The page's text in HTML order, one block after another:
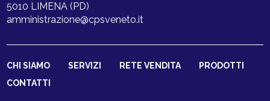
5010 LIMENA (PD)
amministrazione@cpsveneto.it
CHI SIAMO SERVIZI RETE VENDITA
PRODOTTI
CONTATTI